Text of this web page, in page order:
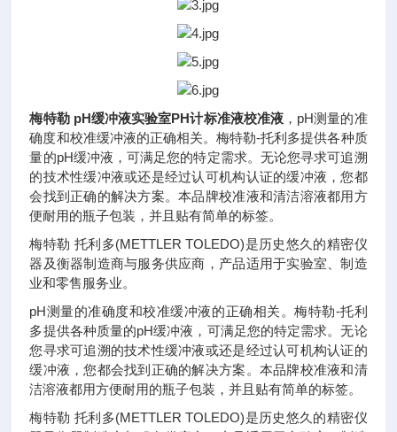
梅特勒 pH缓冲液实验室PH计标准液校准液 ，pH测量的准
确度和校准缓冲液的正确相关。梅特勒-托利多提供各种质
量的pH缓冲液，可满足您的特定需求。无论您寻求可追溯
的技术性缓冲液或还是经过认可机构认证的缓冲液，您都
会找到正确的解决方案。本品牌校准液和清洁溶液都用方
便耐用的瓶子包装，并且贴有简单的标签。
梅特勒 托利多(METTLER TOLEDO)是历史悠久的精密仪
器及衡器制造商与服务供应商，产品适用于实验室、制造
业和零售服务业。
pH测量的准确度和校准缓冲液的正确相关。梅特勒-托利
多提供各种质量的pH缓冲液，可满足您的特定需求。无论
您寻求可追溯的技术性缓冲液或还是经过认可机构认证的
缓冲液，您都会找到正确的解决方案。本品牌校准液和清
洁溶液都用方便耐用的瓶子包装，并且贴有简单的标签。
梅特勒 托利多(METTLER TOLEDO)是历史悠久的精密仪